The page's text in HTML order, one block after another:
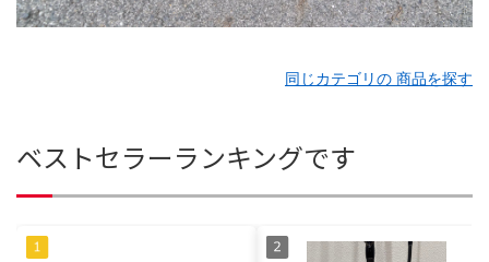
同じカテゴリの 商品を探す
ベストセラーランキングです